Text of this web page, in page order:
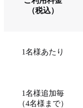
（税込）
1名様あたり
1名様追加毎
（4名様まで）